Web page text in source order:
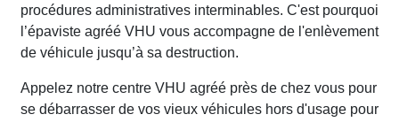
procédures administratives interminables. C'est pourquoi
l’épaviste agréé VHU vous accompagne de l'enlèvement
de véhicule jusqu’à sa destruction.
Appelez notre centre VHU agréé près de chez vous pour
se débarrasser de vos vieux véhicules hors d'usage pour